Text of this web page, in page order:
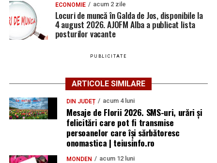
ECONOMIE acum 2 zile
Locuri de muncă în Galda de Jos, disponibile la
4 august 2026. AJOFM Alba a publicat lista
posturilor vacante
PUBLICITATE
ARTICOLE SIMILARE
DIN JUDEȚ acum 4 luni
Mesaje de Florii 2026. SMS-uri, urări și
felicitări care pot fi transmise
persoanelor care îşi sărbătoresc
onomastica | teiusinfo.ro
MONDEN acum 12 luni